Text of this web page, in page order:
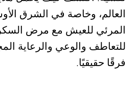
العالم، وخاصة في الشرق
المرئي للعيش مع مرض
للتعاطف والوعي والرعاية
فرقًا حقيقيًا.